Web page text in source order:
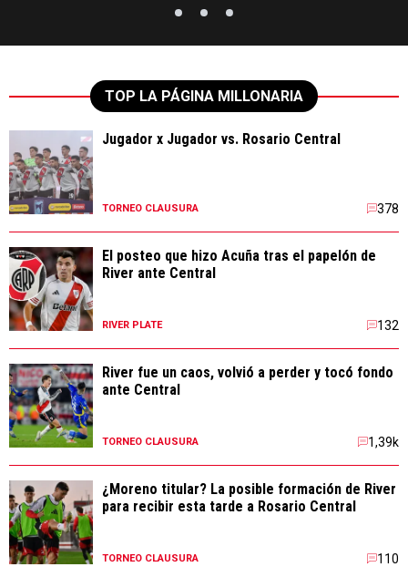
TOP LA PÁGINA MILLONARIA
Jugador x Jugador vs. Rosario Central
TORNEO CLAUSURA 378
El posteo que hizo Acuña tras el papelón de
River ante Central
RIVER PLATE 132
River fue un caos, volvió a perder y tocó fondo
ante Central
TORNEO CLAUSURA 1,39k
¿Moreno titular? La posible formación de River
para recibir esta tarde a Rosario Central
TORNEO CLAUSURA 110